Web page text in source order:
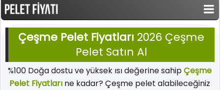
Çeşme Pelet Fiyatları 2026 Çeşme
Pelet Satın Al
%100 Doğa dostu ve yüksek ısı değerine sahipÇeşme
Pelet Fiyatları ne kadar? Çeşme pelet alabileceğiniz